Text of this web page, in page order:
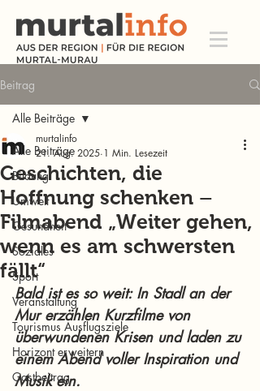
Beitrag
Alle Beiträge
Bildung
Umwelt
Gesundheit
Soziales
Sport
Veranstaltung
Tourismus Ausflugsziele
Horizont erweitern
Gastbeitrag
Alle Beiträge
Geschichten, die
Hoffnung schenken –
Filmabend „Weiter gehen,
wenn es am schwersten
fällt“
murtalinfo
21. Aug. 2025 1 Min. Lesezeit
Bald ist es so weit: In Stadl an der
Mur erzählen Kurzfilme von
überwundenen Krisen und laden zu
einem Abend voller Inspiration und
Musik ein.